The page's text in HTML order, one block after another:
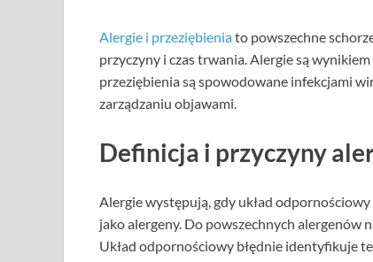
Alergie i przeziębieniato powszechne
przyczyny i czas trwania. Alergie są
przeziębienia są spowodowane infekcjami
zarządzaniu objawami.
Definicja i przyczyny
Alergie występują, gdy układ
jako alergeny. Do powszechnych alergenów
Układ odpornościowy błędnie identyfikuje